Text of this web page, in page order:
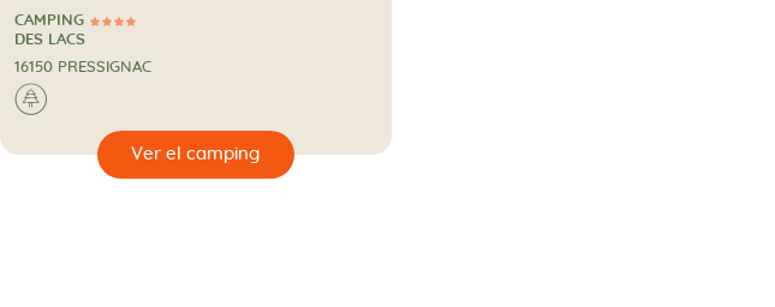
4 Estrellas
CAMPING
CAMPING
DES LACS
16150 PRESSIGNAC
🌲